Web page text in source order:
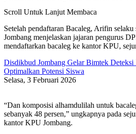
Scroll Untuk Lanjut Membaca
Setelah pendaftaran Bacaleg, Arifin
Jombang menjelaskan jajaran pengurus
mendaftarkan bacaleg ke kantor KPU,
Disdikbud Jombang Gelar Bimtek
Optimalkan Potensi Siswa
Selasa, 3 Februari 2026
“Dan komposisi alhamdulilah untuk
sebanyak 48 persen,” ungkapnya pada
kantor KPU Jombang.